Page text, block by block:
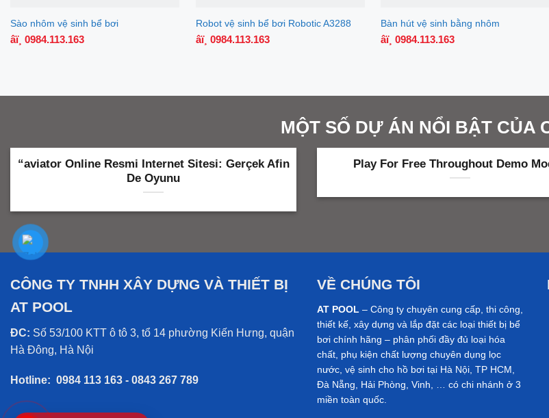
Sào nhôm vệ sinh bể bơi
âï¸ 0984.113.163
Robot vệ sinh bể bơi Robotic A3288
âï¸ 0984.113.163
Bàn hút vệ sinh bằng nhôm
âï¸ 0984.113.163
MỘT SỐ DỰ ÁN NỔI BẬT CỦA
“aviator Online Resmi Internet Sitesi: Gerçek Afin
De Oyunu
Play For Free Throughout Demo
CÔNG TY TNHH XÂY DỰNG VÀ THIẾT BỊ
AT POOL
ĐC: Số 53/100 KTT ô tô 3, tổ 14 phường Kiến Hưng, quận
Hà Đông, Hà Nội
Hotline: 0984 113 163 - 0843 267 789
VỀ CHÚNG TÔI
AT POOL – Công ty chuyên cung cấp, thi công,
thiết kế, xây dựng và lắp đặt các loại thiết bị bể
bơi chính hãng – phân phối đầy đủ loại hóa
chất, phụ kiện chất lượng chuyên dụng lọc
nước, vệ sinh cho hồ bơi tại Hà Nội, TP HCM,
Đà Nẵng, Hải Phòng, Vinh, … có chi nhánh ở 3
miền toàn quốc.